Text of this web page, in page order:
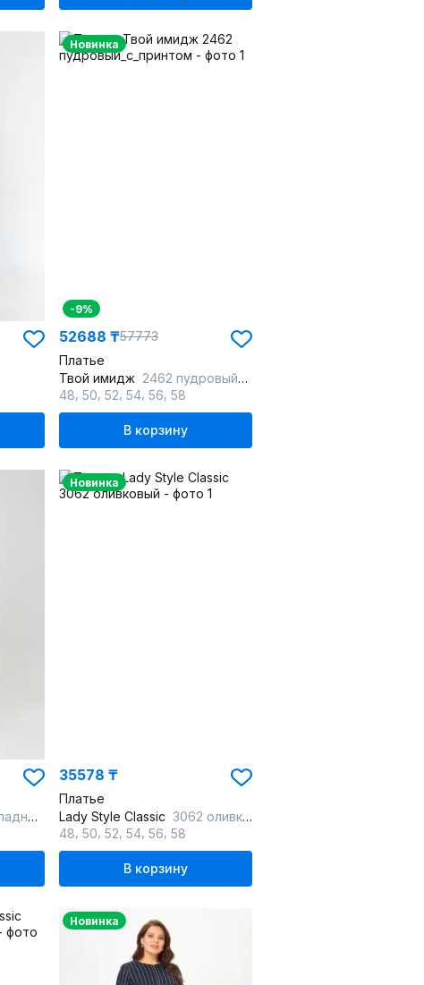
Новинка
-9%
52688 ₸57773
Платье
Твой имидж 2462 пудровый_с_принтом
48 50 52 54 56 58
В корзину
Новинка
35578 ₸
Платье
Lady Style Classic 3062 оливковый
48 50 52 54 56 58
В корзину
Новинка